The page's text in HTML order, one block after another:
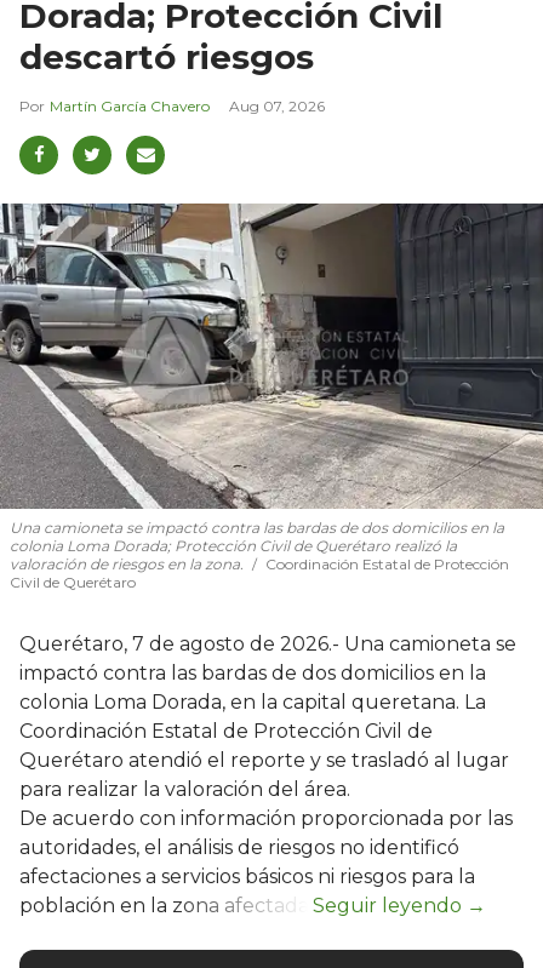
Dorada; Protección Civil
descartó riesgos
Martín García Chavero Aug 07, 2026
Una camioneta se impactó contra las bardas de dos domicilios en la
colonia Loma Dorada; Protección Civil de Querétaro realizó la
valoración de riesgos en la zona.
Coordinación Estatal de Protección
Civil de Querétaro
Querétaro, 7 de agosto de 2026.- Una camioneta se
impactó contra las bardas de dos domicilios en la
colonia Loma Dorada, en la capital queretana. La
Coordinación Estatal de Protección Civil de
Querétaro atendió el reporte y se trasladó al lugar
para realizar la valoración del área.
De acuerdo con información proporcionada por las
autoridades, el análisis de riesgos no identificó
afectaciones a servicios básicos ni riesgos para la
población en la zona afectada.